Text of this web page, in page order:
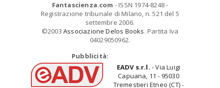
Fantascienza.com - ISSN 1974-8248 -
Registrazione tribunale di Milano, n. 521 del 5
settembre 2006.
©2003 Associazione Delos Books. Partita Iva
04029050962.
Pubblicità:
EADV s.r.l. - Via Luigi
Capuana, 11 - 95030
Tremestieri Etneo (CT) -